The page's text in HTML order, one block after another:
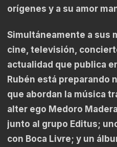
orígenes y a su amor
Simultáneamente a sus
cine, televisión,
actualidad que publica
Rubén está preparando
que abordan la música
alter ego Medoro
junto al grupo Editus;
con Boca Livre; y un